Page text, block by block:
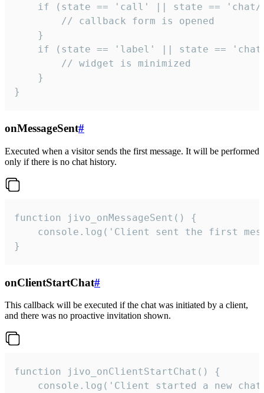
if (state == 'call' || state ==
        // callback form is opened
    }
if (state == 'label' || state ==
        // widget is minimized
    }
}
onMessageSent#
Executed when a visitor sends the first message. It will be performed
only if there is no chat history.
function jivo_onMessageSent() {
console.log('Client sent the first
}
onClientStartChat#
This callback will be executed if the chat was initiated by a client,
and there was no proactive invitation shown.
function jivo_onClientStartChat() {
console.log('Client started a new